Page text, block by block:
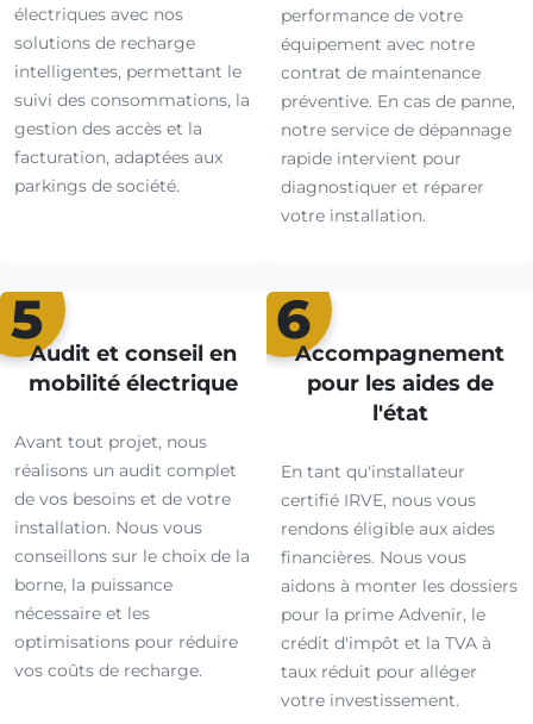
électriques avec nos
solutions de recharge
intelligentes, permettant le
suivi des consommations, la
gestion des accès et la
facturation, adaptées aux
parkings de société.
performance de votre
équipement avec notre
contrat de maintenance
préventive. En cas de panne,
notre service de dépannage
rapide intervient pour
diagnostiquer et réparer
votre installation.
5
Audit et conseil en
mobilité électrique
Avant tout projet, nous
réalisons un audit complet
de vos besoins et de votre
installation. Nous vous
conseillons sur le choix de la
borne, la puissance
nécessaire et les
optimisations pour réduire
vos coûts de recharge.
6
Accompagnement
pour les aides de
l'état
En tant qu'installateur
certifié IRVE, nous vous
rendons éligible aux aides
financières. Nous vous
aidons à monter les dossiers
pour la prime Advenir, le
crédit d'impôt et la TVA à
taux réduit pour alléger
votre investissement.